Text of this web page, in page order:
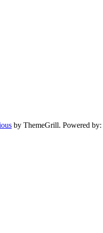
by ThemeGrill. Powered by: